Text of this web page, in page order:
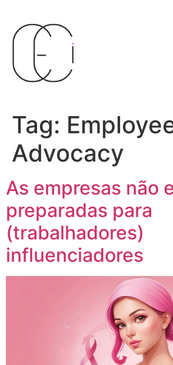
Tag:
Advocacy
As empresas não
preparadas para
(trabalhadores)
influenciadores